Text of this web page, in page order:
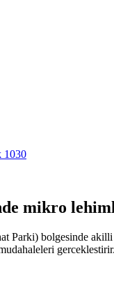
1030
mikro
Parki) bolgesinde